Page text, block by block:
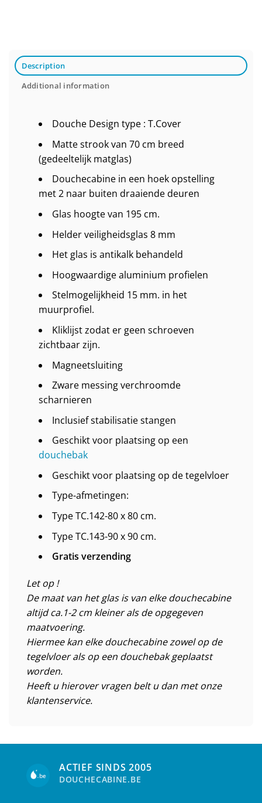
Description
Additional information
Douche Design type : T.Cover
Matte strook van 70 cm breed
(gedeeltelijk matglas)
Douchecabine in een hoek opstelling
met 2 naar buiten draaiende deuren
Glas hoogte van 195 cm.
Helder veiligheidsglas 8 mm
Het glas is antikalk behandeld
Hoogwaardige aluminium profielen
Stelmogelijkheid 15 mm. in het
muurprofiel.
Kliklijst zodat er geen schroeven
zichtbaar zijn.
Magneetsluiting
Zware messing verchroomde
scharnieren
Inclusief stabilisatie stangen
Geschikt voor plaatsing op een
douchebak
Geschikt voor plaatsing op de tegelvloer
Type-afmetingen:
Type TC.142-80 x 80 cm.
Type TC.143-90 x 90 cm.
Gratis verzending
Let op !
De maat van het glas is van elke douchecabine
altijd ca.1-2 cm kleiner als de opgegeven
maatvoering.
Hiermee kan elke douchecabine zowel op de
tegelvloer als op een douchebak geplaatst
worden.
Heeft u hierover vragen belt u dan met onze
klantenservice.
ACTIEF SINDS 2005
DOUCHECABINE.BE